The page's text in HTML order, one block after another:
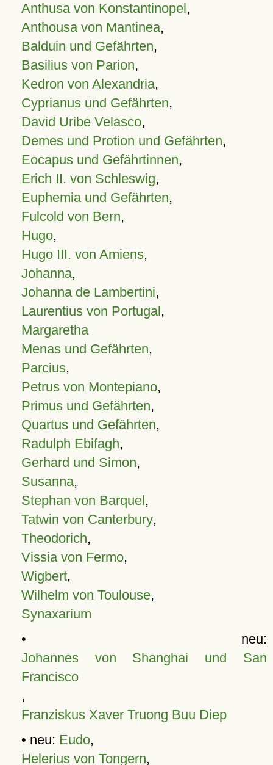
Anthusa von Konstantinopel,
Anthousa von Mantinea,
Balduin und Gefährten,
Basilius von Parion,
Kedron von Alexandria,
Cyprianus und Gefährten,
David Uribe Velasco,
Demes und Protion und Gefährten,
Eocapus und Gefährtinnen,
Erich II. von Schleswig,
Euphemia und Gefährten,
Fulcold von Bern,
Hugo,
Hugo III. von Amiens,
Johanna,
Johanna de Lambertini,
Laurentius von Portugal,
Margaretha
Menas und Gefährten,
Parcius,
Petrus von Montepiano,
Primus und Gefährten,
Quartus und Gefährten,
Radulph Ebifagh,
Gerhard und Simon,
Susanna,
Stephan von Barquel,
Tatwin von Canterbury,
Theodorich,
Vissia von Fermo,
Wigbert,
Wilhelm von Toulouse,
Synaxarium
• neu:
Johannes von Shanghai und San
Francisco
,
Franziskus Xaver Truong Buu Diep
• neu: Eudo,
Helerius von Tongern,